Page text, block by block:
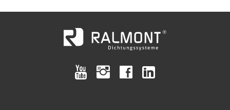
youtube instagram facebook linkedin